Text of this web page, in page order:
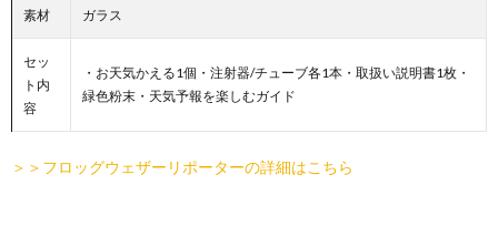
素材 ガラス
セッ
ト内
容
・お天気かえる1個・注射器/チューブ各1本・取扱い説明書1枚・
緑色粉末・天気予報を楽しむガイド
＞＞フロッグウェザーリポーターの詳細はこちら